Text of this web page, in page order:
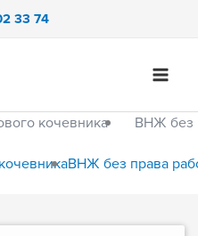
33 74
кочевника ВНЖ без
ВНЖ без права